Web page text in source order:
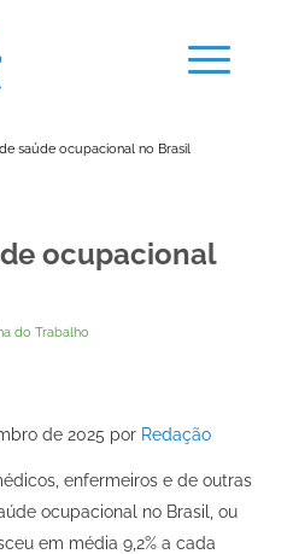
saúde ocupacional no Brasil
ocupacional
do Trabalho
de 2025 por Redação
enfermeiros e de outras
ocupacional no Brasil, ou
em média 9,2% a cada